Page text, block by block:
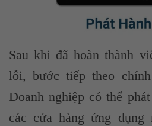
Sau khi đã hoàn thành
lỗi, bước tiếp theo
Doanh nghiệp có thể
các cửa hàng ứng dụng